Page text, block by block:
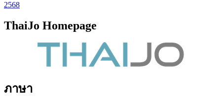
2568
ThaiJo Homepage
ภาษา